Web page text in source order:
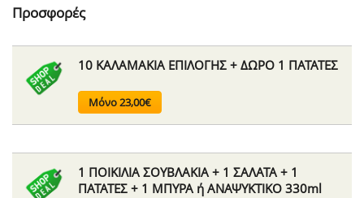
Προσφορές
10 ΚΑΛΑΜΑΚΙΑ ΕΠΙΛΟΓΗΣ + ΔΩΡΟ 1 ΠΑΤΑΤΕΣ
Μόνο 23,00€
1 ΠΟΙΚΙΛΙΑ ΣΟΥΒΛΑΚΙΑ + 1 ΣΑΛΑΤΑ + 1
ΠΑΤΑΤΕΣ + 1 ΜΠΥΡΑ ή ΑΝΑΨΥΚΤΙΚΟ 330ml